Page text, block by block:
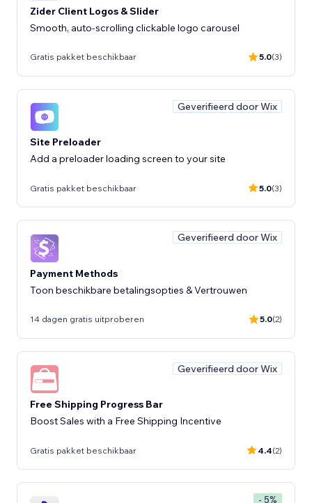
Zider Client Logos & Slider
Smooth, auto-scrolling clickable logo carousel
Gratis pakket beschikbaar 5.0(3)
Geverifieerd door Wix
Site Preloader
Add a preloader loading screen to your site
Gratis pakket beschikbaar 5.0(3)
Geverifieerd door Wix
Payment Methods
Toon beschikbare betalingsopties & Vertrouwen
14 dagen gratis uitproberen 5.0(2)
Geverifieerd door Wix
Free Shipping Progress Bar
Boost Sales with a Free Shipping Incentive
Gratis pakket beschikbaar 4.4(2)
- 5%